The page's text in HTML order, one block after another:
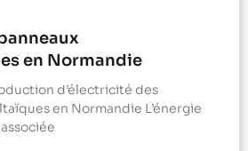
en Normandie
d’électricité des
en Normandie L’énergie